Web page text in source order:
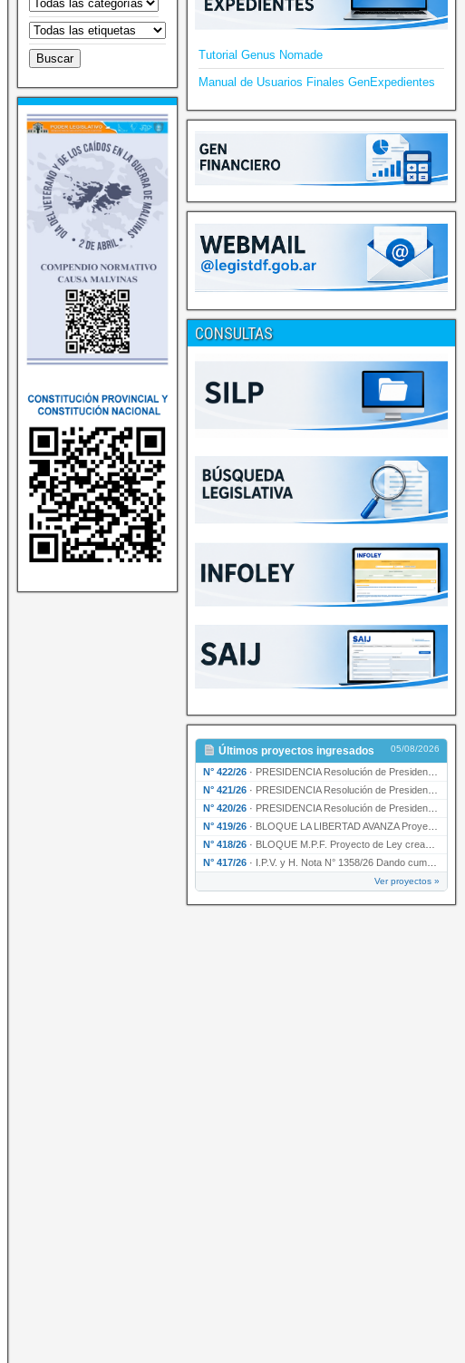
Tutorial Genus Nomade
Manual de Usuarios Finales GenExpedientes
CONSULTAS
Últimos proyectos ingresados 05/08/2026
N° 422/26 · PRESIDENCIA Resolución de Presidencia N° 200/26 para su ratificación.
N° 421/26 · PRESIDENCIA Resolución de Presidencia N° 199/26 para su ratificación.
N° 420/26 · PRESIDENCIA Resolución de Presidencia N° 198/26 para su ratificación.
N° 419/26 · BLOQUE LA LIBERTAD AVANZA Proyecto de Ley declarando la esencialidad del servicio educativ…
N° 418/26 · BLOQUE M.P.F. Proyecto de Ley creando el Ente Único Regulador de servicios públicos de la …
N° 417/26 · I.P.V. y H. Nota N° 1358/26 Dando cumplimiento al artículo 29 de la Ley provincial N° 1399…
Ver proyectos »